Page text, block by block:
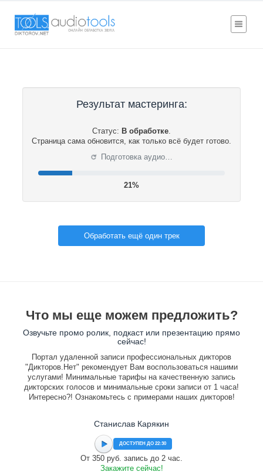
Результат мастеринга:
Статус: В обработке.
Страница сама обновится, как только всё будет готово.
⟳ Подготовка аудио…
22%
Обработать ещё один трек
Что мы еще можем предложить?
Озвучьте промо ролик, подкаст или презентацию прямо
сейчас!
Портал удаленной записи профессиональных дикторов
"Дикторов.Нет" рекомендует Вам воспользоваться нашими
услугами! Минимальные тарифы на качественную запись
дикторских голосов и минимальные сроки записи от 1 часа!
Интересно?! Ознакомьтесь с примерами наших дикторов!
Станислав Карякин
ДОСТУПЕН ДО 22:30
От 350 руб. запись до 2 час.
Закажите сейчас!